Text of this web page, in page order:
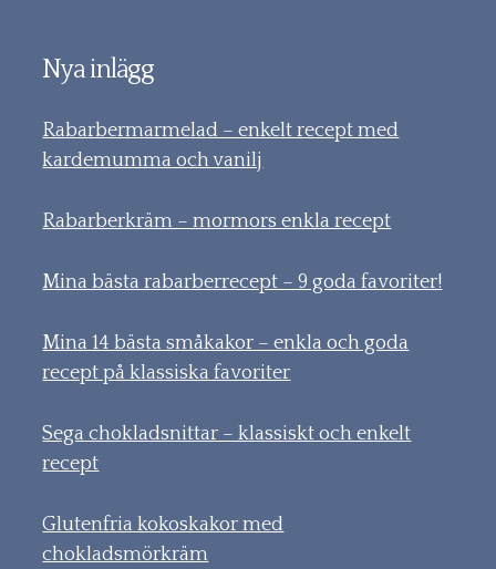
Nya inlägg
Rabarbermarmelad – enkelt recept med
kardemumma och vanilj
Rabarberkräm – mormors enkla recept
Mina bästa rabarberrecept – 9 goda favoriter!
Mina 14 bästa småkakor – enkla och goda
recept på klassiska favoriter
Sega chokladsnittar – klassiskt och enkelt
recept
Glutenfria kokoskakor med
chokladsmörkräm